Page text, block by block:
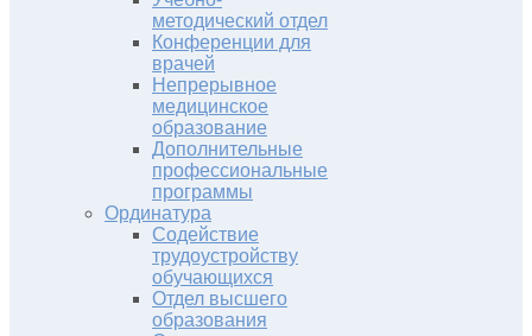
методический отдел
Конференции для
врачей
Непрерывное
медицинское
образование
Дополнительные
профессиональные
программы
Ординатура
Содействие
трудоустройству
обучающихся
Отдел высшего
образования